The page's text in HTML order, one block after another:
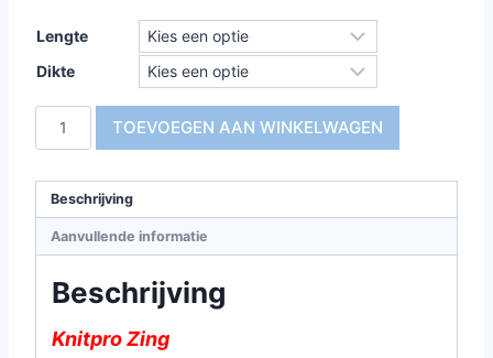
€6,50.
is:
€5,00.
Lengte
Dikte
breinaalden
aantal
TOEVOEGEN AAN WINKELWAGEN
Beschrijving
Aanvullende informatie
Beschrijving
Knitpro Zing